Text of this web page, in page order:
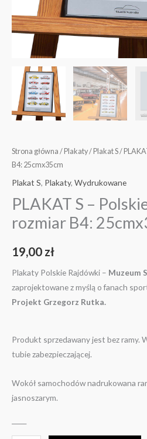
Strona główna / Plakaty/ Plakat S/
B4: 25cmx35cm
Plakat S, Plakaty, Wydrukowane
PLAKAT S –
rozmiar B4:
19,00 zł
Plakaty Polskie Rajdówki – Muzeum
zaprojektowane z myślą o fanach
Projekt Grzegorz Rutka.
Produkt sprzedawany jest bez ramy.
tubie zabezpieczającej.
Wokół samochodów nadrukowana
jasnoszarym.